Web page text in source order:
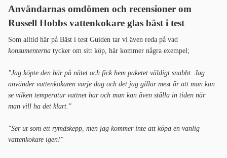
Användarnas omdömen och recensioner om
Russell Hobbs vattenkokare glas bäst i test
Som alltid här på Bäst i test Guiden tar vi även reda på vad
konsumenterna tycker om sitt köp, här kommer några exempel;
"Jag köpte den här på nätet och fick hem paketet väldigt snabbt. Jag
använder vattenkokaren varje dag och det jag gillar mest är att man kan
se vilken temperatur vattnet har och man kan även ställa in tiden när
man vill ha det klart."
"Ser ut som ett rymdskepp, men jag kommer inte att köpa en vanlig
vattenkokare igen!"